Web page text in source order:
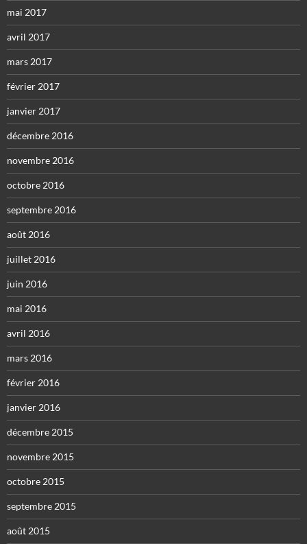
mai 2017
avril 2017
mars 2017
février 2017
janvier 2017
décembre 2016
novembre 2016
octobre 2016
septembre 2016
août 2016
juillet 2016
juin 2016
mai 2016
avril 2016
mars 2016
février 2016
janvier 2016
décembre 2015
novembre 2015
octobre 2015
septembre 2015
août 2015